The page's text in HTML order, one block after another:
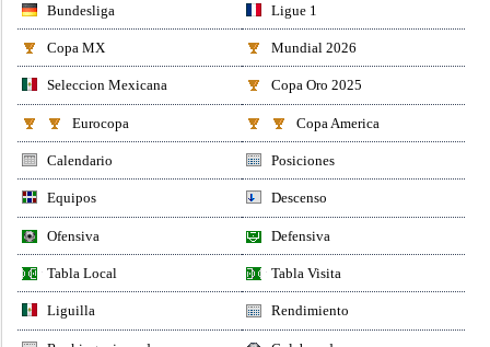
Bundesliga Ligue 1
Copa MX Mundial 2026
Seleccion Mexicana Copa Oro 2025
Eurocopa Copa America
Calendario Posiciones
Equipos Descenso
Ofensiva Defensiva
Tabla Local Tabla Visita
Liguilla Rendimiento